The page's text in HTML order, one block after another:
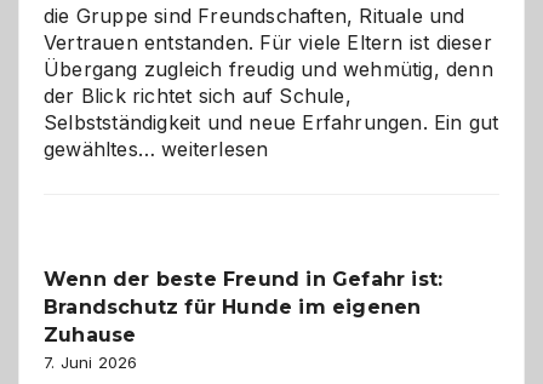
die Gruppe sind Freundschaften, Rituale und
Vertrauen entstanden. Für viele Eltern ist dieser
Übergang zugleich freudig und wehmütig, denn
der Blick richtet sich auf Schule,
Selbstständigkeit und neue Erfahrungen. Ein gut
gewähltes…Abschied
und
herzlich
weiterlesen
Wenn der beste Freund in Gefahr ist:
Brandschutz für Hunde im eigenen
Zuhause
7. Juni 2026